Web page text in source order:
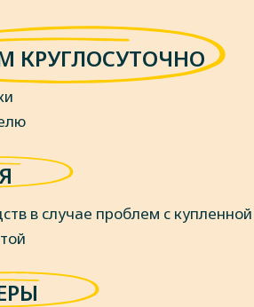
КРУГЛОСУТОЧНО
в случае проблем с купленной